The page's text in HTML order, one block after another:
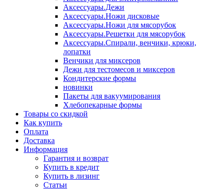
Аксессуары.Дежи
Аксессуары.Ножи дисковые
Аксессуары.Ножи для мясорубок
Аксессуары.Решетки для мясорубок
Аксессуары.Спирали, венчики, крюки,
лопатки
Венчики для миксеров
Дежи для тестомесов и миксеров
Кондитерские формы
новинки
Пакеты для вакуумирования
Хлебопекарные формы
Товары со скидкой
Как купить
Оплата
Доставка
Информация
Гарантия и возврат
Купить в кредит
Купить в лизинг
Статьи